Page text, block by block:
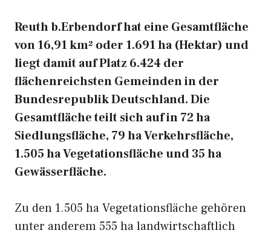
Reuth b.Erbendorf hat eine Gesamtfläche
von 16,91 km² oder 1.691 ha (Hektar) und
liegt damit auf Platz 6.424 der
flächenreichsten Gemeinden in der
Bundesrepublik Deutschland. Die
Gesamtfläche teilt sich auf in 72 ha
Siedlungsfläche, 79 ha Verkehrsfläche,
1.505 ha Vegetationsfläche und 35 ha
Gewässerfläche.
Zu den 1.505 ha Vegetationsfläche gehören
unter anderem 555 ha landwirtschaftlich